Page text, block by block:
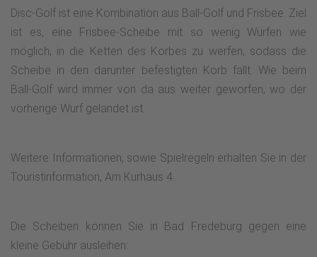
Disc-Golf ist eine Kombination aus Ball-Golf und Frisbee. Ziel
ist es, eine Frisbee-Scheibe mit so wenig Würfen wie
möglich, in die Ketten des Korbes zu werfen, sodass die
Scheibe in den darunter befestigten Korb fällt. Wie beim
Ball-Golf wird immer von da aus weiter geworfen, wo der
vorherige Wurf gelandet ist.
Weitere Informationen, sowie Spielregeln erhalten Sie in der
Touristinformation, Am Kurhaus 4.
Die Scheiben können Sie in Bad Fredeburg gegen eine
kleine Gebühr ausleihen: